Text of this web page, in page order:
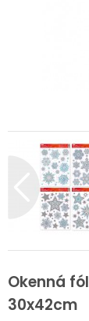
Okenná
30x42cm